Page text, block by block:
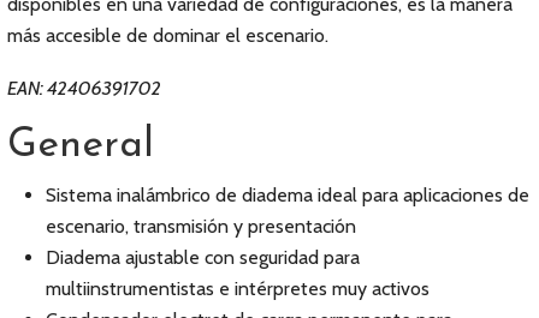
más accesible de dominar el escenario.
EAN: 42406391702
General
Sistema inalámbrico de diadema ideal para aplicaciones de
escenario, transmisión y presentación
Diadema ajustable con seguridad para
multiinstrumentistas e intérpretes muy activos